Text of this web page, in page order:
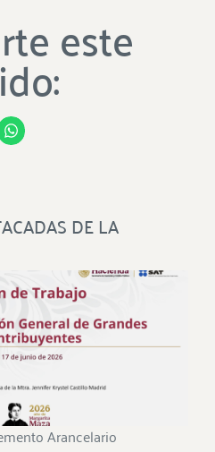
este
DE LA
Arancelario